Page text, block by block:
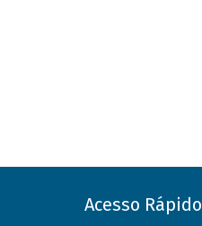
Acesso Rápido